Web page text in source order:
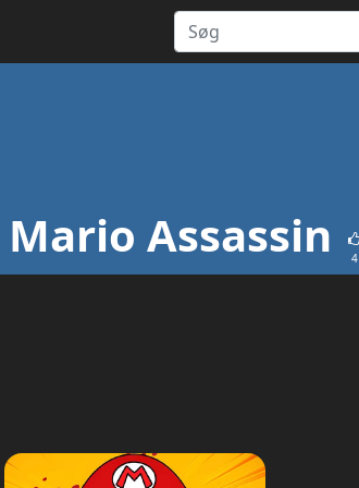
Assassin 4